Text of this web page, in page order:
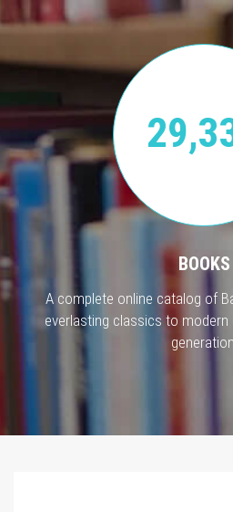
BOOKS
A complete online catalog of
everlasting classics to
generation.